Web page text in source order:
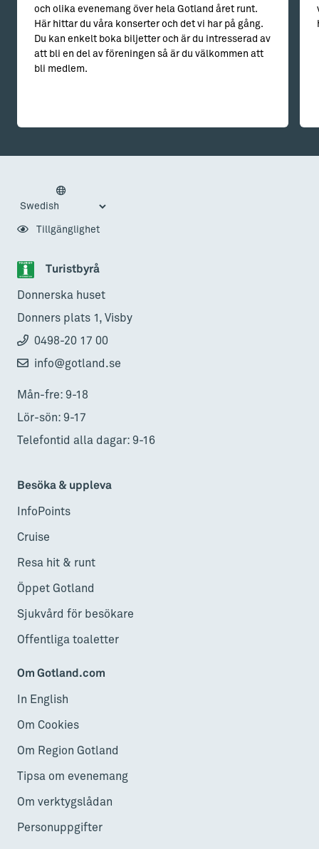
och olika evenemang över hela Gotland året runt.
Här hittar du våra konserter och det vi har på gång.
Du kan enkelt boka biljetter och är du intresserad av
att bli en del av föreningen så är du välkommen att
bli medlem.
Turistbyrå
Donnerska huset
Donners plats 1, Visby
0498-20 17 00
info@gotland.se
Mån-fre: 9-18
Lör-sön: 9-17
Telefontid alla dagar: 9-16
Besöka & uppleva
InfoPoints
Cruise
Resa hit & runt
Öppet Gotland
Sjukvård för besökare
Offentliga toaletter
Om Gotland.com
In English
Om Cookies
Om Region Gotland
Tipsa om evenemang
Om verktygslådan
Personuppgifter
Tillgänglighet